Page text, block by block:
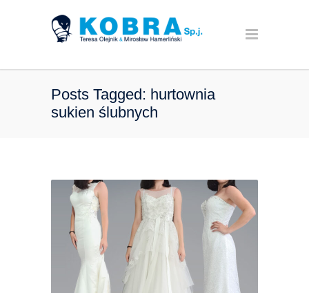
Posts Tagged: hurtownia
sukien ślubnych